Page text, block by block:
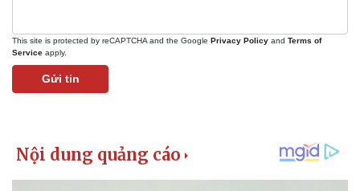
Thế giới thể thao
This site is protected by reCAPTCHA and the Google Privacy Policy and Terms of
Service apply.
Gửi tin